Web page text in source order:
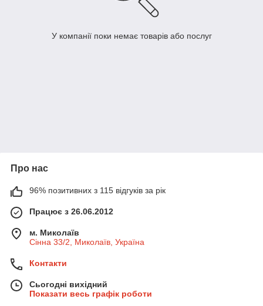
У компанії поки немає товарів або послуг
Про нас
96% позитивних з 115 відгуків за рік
Працює з 26.06.2012
м. Миколаїв
Сінна 33/2, Миколаїв, Україна
Контакти
Сьогодні вихідний
Показати весь графік роботи